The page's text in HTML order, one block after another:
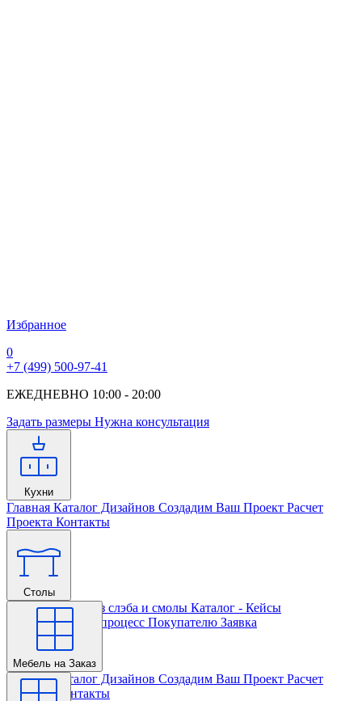
Избранное
0
+7 (499) 500-97-41
ЕЖЕДНЕВНО 10:00 - 20:00
Задать размеры Нужна консультация
Кухни
Главная Каталог Дизайнов Создадим Ваш Проект Расчет
Проекта Контакты
Столы
Главная Столы из слэба и смолы Каталог - Кейсы
Кастомизации и процесс Покупателю Заявка
Мебель на Заказ
Главная Каталог Дизайнов Создадим Ваш Проект Расчет
Проекта
Контакты